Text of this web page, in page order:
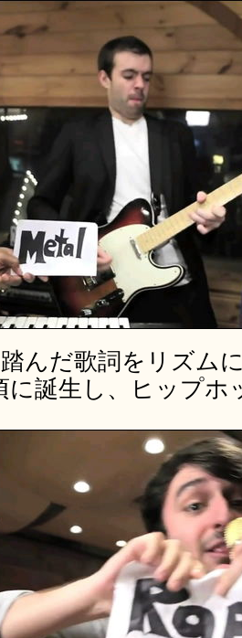
んだ歌詞をリズム
に誕生し、ヒップ